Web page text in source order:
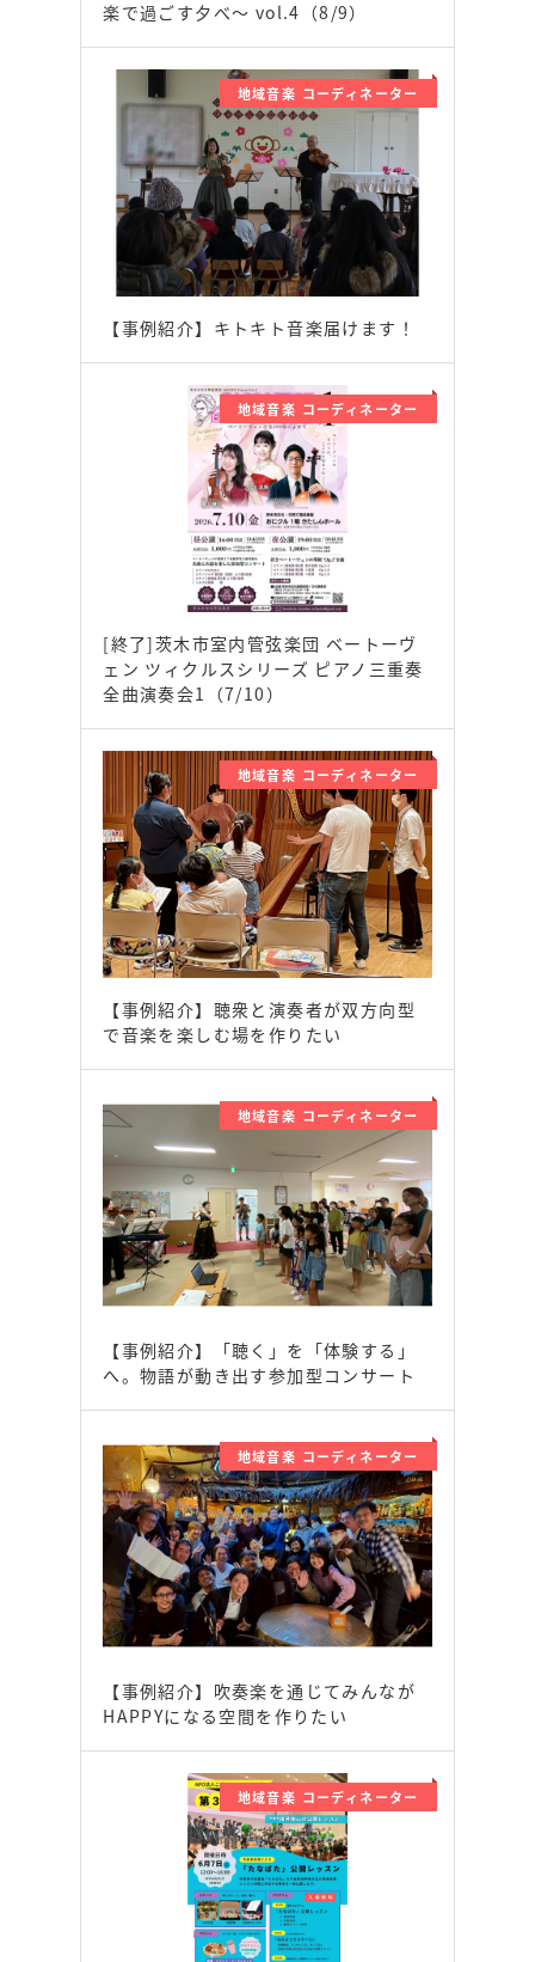
楽で過ごす夕べ〜 vol.4（8/9）
地域音楽 コーディネーター
【事例紹介】キトキト音楽届けます！
地域音楽 コーディネーター
[終了]茨木市室内管弦楽団 ベートーヴ
ェン ツィクルスシリーズ ピアノ三重奏
全曲演奏会1（7/10）
地域音楽 コーディネーター
【事例紹介】聴衆と演奏者が双方向型
で音楽を楽しむ場を作りたい
地域音楽 コーディネーター
【事例紹介】「聴く」を「体験する」
へ。物語が動き出す参加型コンサート
地域音楽 コーディネーター
【事例紹介】吹奏楽を通じてみんなが
HAPPYになる空間を作りたい
地域音楽 コーディネーター